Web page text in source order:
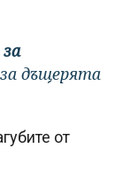
дъщерята
от